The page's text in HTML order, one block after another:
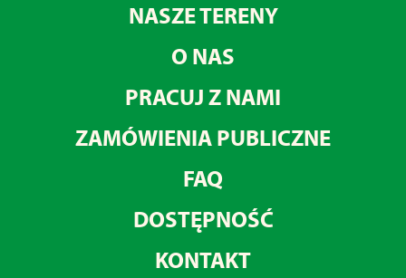
NASZE TERENY
O NAS
PRACUJ Z NAMI
ZAMÓWIENIA PUBLICZNE
FAQ
DOSTĘPNOŚĆ
KONTAKT